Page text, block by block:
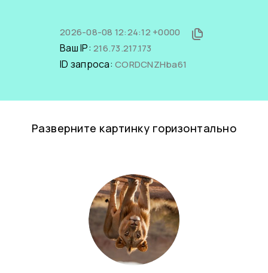
2026-08-08 12:24:12 +0000
Ваш IP: 216.73.217.173
ID запроса: CORDCNZHba61
Разверните картинку горизонтально